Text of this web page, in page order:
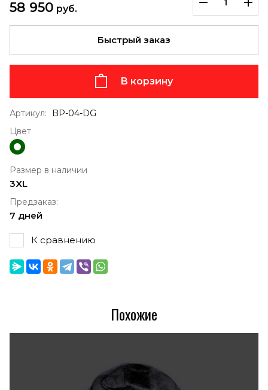
58 950 руб.
В корзину
Быстрый заказ
Артикул:
BP-04-DG
Цвет
Размер в наличии
3XL
Предзаказ:
7 дней
К сравнению
Похожие